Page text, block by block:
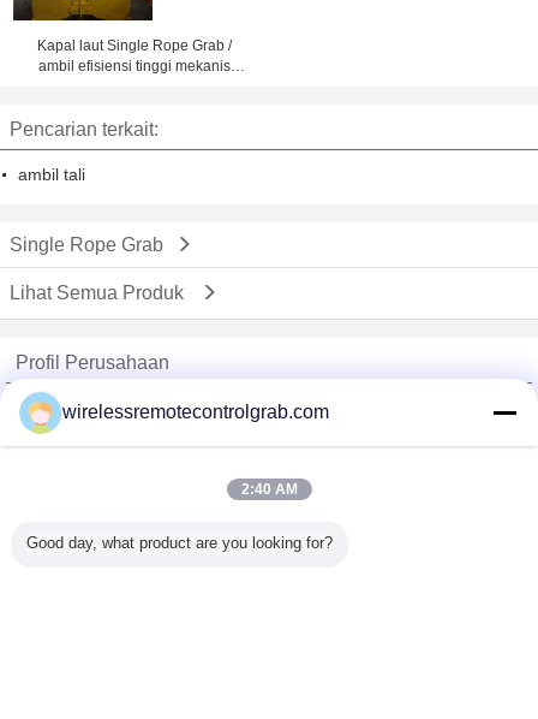
Kapal laut Single Rope Grab /
ambil efisiensi tinggi mekanis
Pencarian terkait:
ambil tali
Single Rope Grab
Lihat Semua Produk
Profil Perusahaan
China Remote Control Grab Online Market
Pemasok diverifikasi
Verified Suplier
wirelessremotecontrolgrab.com
2:40 AM
Good day, what product are you looking for?